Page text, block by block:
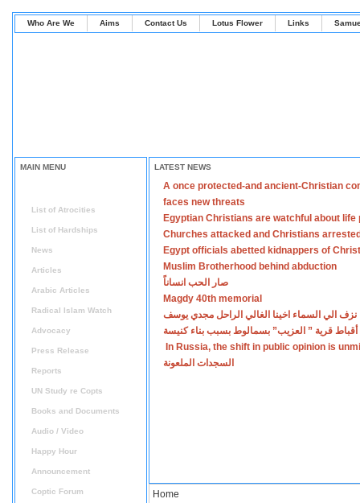
Who Are We Aims Contact Us Lotus Flower Links
MAIN MENU
List of Atrocities
List of Hardships
News
Articles
Arabic Articles
Radical Islam Watch
Advocacy
Press Release
Reports
UN Study re Copts
Books and Documents
Audio / Video
Happy Hour
Announcement
Coptic Forum
LATEST NEWS
A once protected-and ancient-Christian
faces new threats
Egyptian Christians are watchful about life
Churches attacked and Christians
Egypt officials abetted kidnappers of
Muslim Brotherhood behind abduction
صار الحب انساناً
Magdy 40th memorial
نزف الي السماء اخينا الغالي الراحل مجدي يوسف
أقباط قرية ” العزيب” بسمالوط بسبب بناء كنيسة
In Russia, the shift in public opinion is
السجدات الملعونة
Home